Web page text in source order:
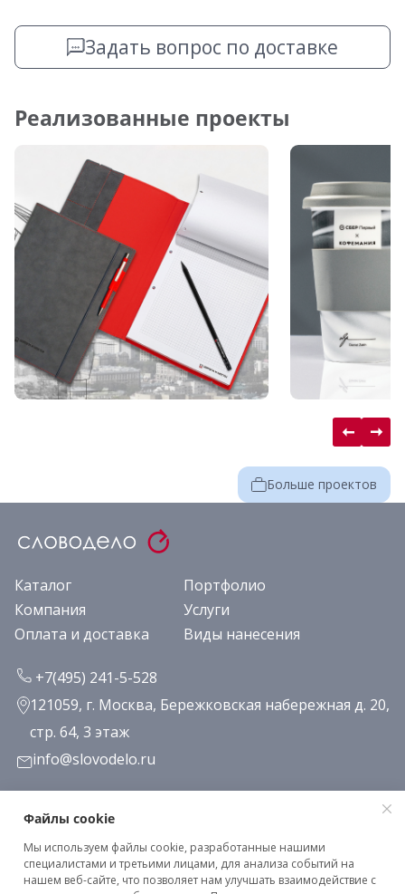
Задать вопрос по доставке
Реализованные проекты
Больше проектов
Каталог
Портфолио
Компания
Услуги
Оплата и доставка
Виды нанесения
+7(495) 241-5-528
121059, г. Москва, Бережковская набережная д. 20,
стр. 64, 3 этаж
info@slovodelo.ru
Заказать звонок
Подписаться на рассылку
Файлы cookie
Мы используем файлы cookie, разработанные нашими
специалистами и третьими лицами, для анализа событий на
нашем веб-сайте, что позволяет нам улучшать взаимодействие с